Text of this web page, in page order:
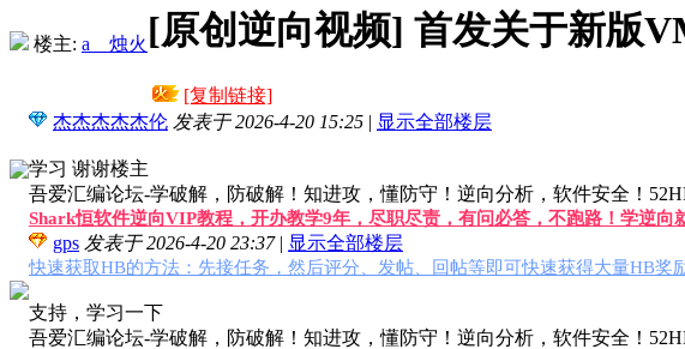
楼主: aゞ烛火 [原创逆向视频] 首发关于新版
[复制链接]
杰杰杰杰杰伦 发表于 2026-4-20 15:25 | 显示全部楼层
学习 谢谢楼主
吾爱汇编论坛-学破解，防破解！知进攻，懂防守！逆向分析，软件安全！
Shark恒软件逆向VIP教程，开办教学9年，尽职尽责，有问必答，不跑路！学逆
gps 发表于 2026-4-20 23:37 | 显示全部楼层
快速获取HB的方法：先接任务，然后评分、发帖、回帖等即可快速获得大量HB奖
支持，学习一下
吾爱汇编论坛-学破解，防破解！知进攻，懂防守！逆向分析，软件安全！